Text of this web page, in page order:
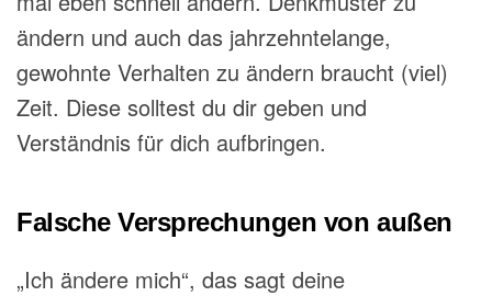
ändern und auch das jahrzehntelange,
gewohnte Verhalten zu ändern braucht (viel)
Zeit. Diese solltest du dir geben und
Verständnis für dich aufbringen.
Falsche Versprechungen von außen
„Ich ändere mich“, das sagt deine